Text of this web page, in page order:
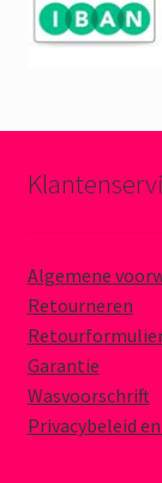
Algemene
Retourneren
Garantie
Wasvoorschrift
Privacybeleid